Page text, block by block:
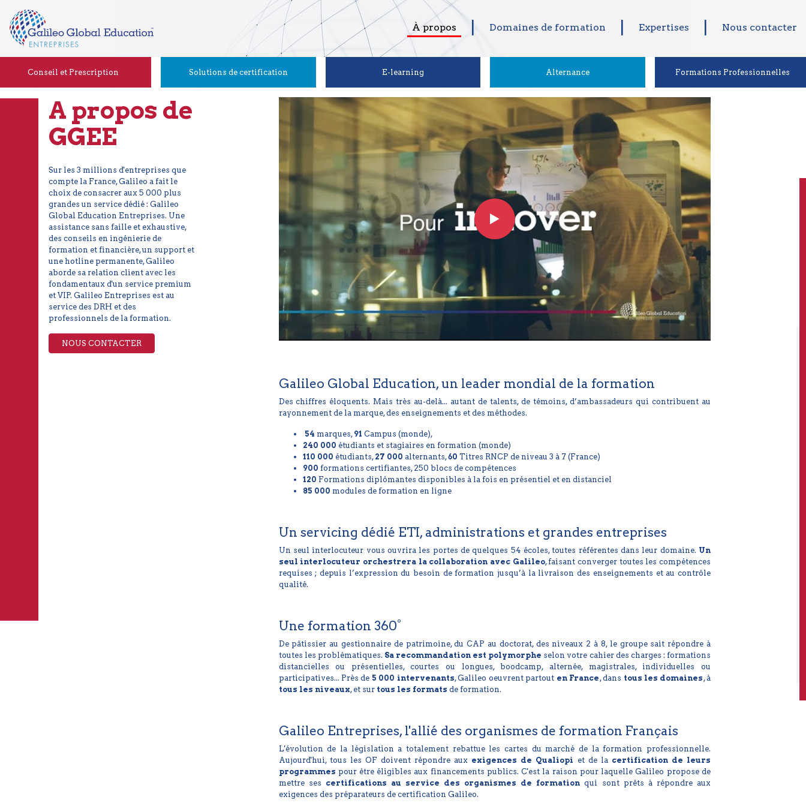
Conseil et Prescription Solutions de certification E-learning Alternance Formations Professionnelles
A propos de
GGEE
Sur les 3 millions d'entreprises que
compte la France, Galileo a fait le
choix de consacrer aux 5 000 plus
grandes un service dédié : Galileo
Global Education Entreprises. Une
assistance sans faille et exhaustive,
des conseils en ingénierie de
formation et financière, un support et
une hotline permanente, Galileo
aborde sa relation client avec les
fondamentaux d'un service premium
et VIP. Galileo Entreprises est au
service des DRH et des
professionnels de la formation.
NOUS CONTACTER
GALILEO Branding 08
Galileo Global Education, un leader mondial de la formation
Des chiffres éloquents. Mais très au-delà... autant de talents, de témoins, d’ambassadeurs qui contribuent au
rayonnement de la marque, des enseignements et des méthodes.
54 marques, 91 Campus (monde),
240 000 étudiants et stagiaires en formation (monde)
110 000 étudiants, 27 000 alternants,60 Titres RNCP de niveau 3 à 7 (France)
900 formations certifiantes, 250 blocs de compétences
120 Formations diplômantes disponibles à la fois en présentiel et en distanciel
85 000 modules de formation en ligne
Un servicing dédié ETI, administrations et grandes entreprises
Un seul interlocuteur vous ouvrira les portes de quelques 54 écoles, toutes référentes dans leur domaine. Un
seul interlocuteur orchestrera la collaboration avec Galileo, faisant converger toutes les compétences
requises ; depuis l’expression du besoin de formation jusqu’à la livraison des enseignements et au contrôle
qualité.
Une formation 360°
De pâtissier au gestionnaire de patrimoine, du CAP au doctorat, des niveaux 2 à 8, le groupe sait répondre à
toutes les problématiques. Sa recommandation est polymorphe selon votre cahier des charges : formations
distancielles ou présentielles, courtes ou longues, boodcamp, alternée, magistrales, individuelles ou
participatives... Près de 5 000 intervenants, Galileo oeuvrent partout en France , dans tous les domaines , à
tous les niveaux, et sur tous les formats de formation.
Galileo Entreprises, l'allié des organismes de formation Français
L'évolution de la législation a totalement rebattue les cartes du marché de la formation professionnelle.
Aujourd'hui, tous les OF doivent répondre aux exigences de Qualiopi et de la certification de leurs
programmes pour être éligibles aux financements publics. C'est la raison pour laquelle Galileo propose de
mettre ses certifications au service des organismes de formation qui sont prêts à répondre aux
exigences des préparateurs de certification Galileo.
À propos Domaines de formation Expertises Nous contacter